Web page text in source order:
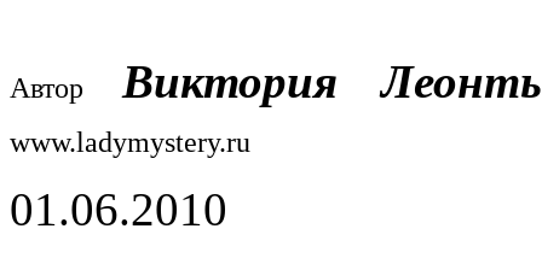
Автор Виктория
www.ladymystery.ru
01.06.2010